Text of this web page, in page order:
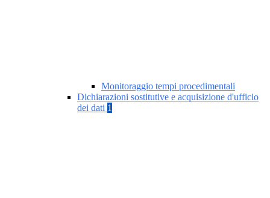
Monitoraggio tempi procedimentali
Dichiarazioni sostitutive e acquisizione d'ufficio
dei dati 1